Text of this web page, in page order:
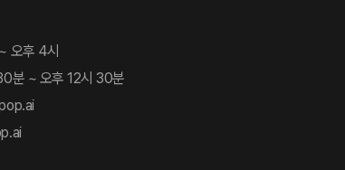
오후 4시
분 ~ 오후 12시 30분